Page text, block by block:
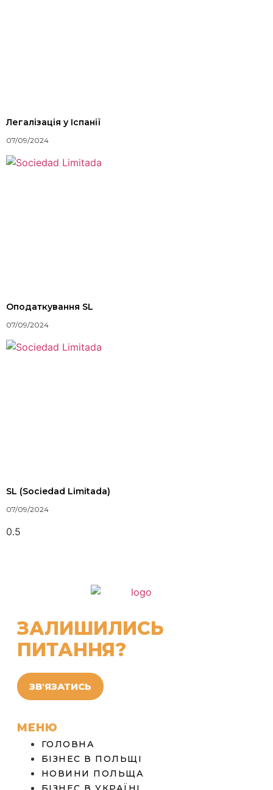
Легалізація у Іспанії
07/09/2024
Оподаткування SL
07/09/2024
SL (Sociedad Limitada)
07/09/2024
ЗАЛИШИЛИСЬ
ПИТАННЯ?
ЗВ'ЯЗАТИСЬ
МЕНЮ
ГОЛОВНА
БІЗНЕС В ПОЛЬЩІ
НОВИНИ ПОЛЬЩА